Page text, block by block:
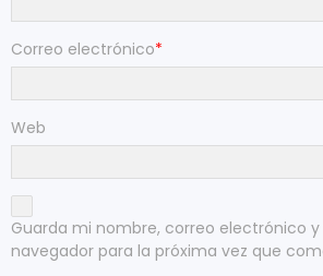
Correo electrónico*
Web
Guarda mi nombre, correo electrónico
navegador para la próxima vez que